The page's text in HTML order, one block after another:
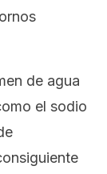
de agua
el sodio